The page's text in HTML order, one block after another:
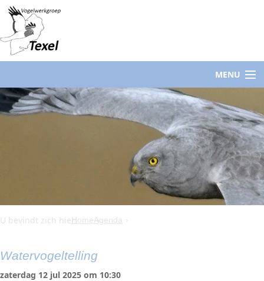
MENU
U bevindt zich hier:HomeAgenda
Watervogeltelling
zaterdag 12 jul 2025 om 10:30